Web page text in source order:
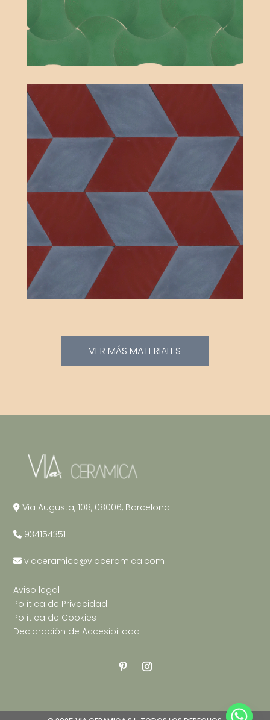
VER MÁS MATERIALES
Via Augusta, 108, 08006, Barcelona.
934154351
viaceramica@viaceramica.com
Aviso legal
Política de Privacidad
Política de Cookies
Declaración de Accesibilidad